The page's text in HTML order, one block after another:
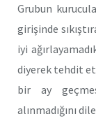
Grubun
girişinde
iyi
diyerek tehdit
bir ay
alınmadığını